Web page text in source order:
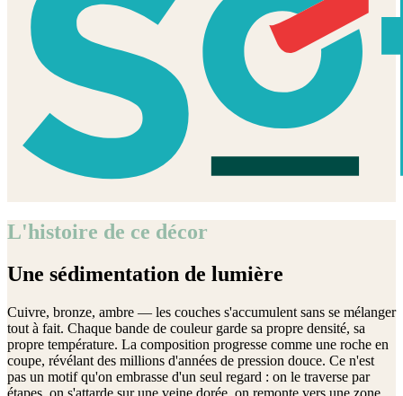
L'histoire de ce décor
Une sédimentation de lumière
Cuivre, bronze, ambre — les couches s'accumulent sans se mélanger
tout à fait. Chaque bande de couleur garde sa propre densité, sa
propre température. La composition progresse comme une roche en
coupe, révélant des millions d'années de pression douce. Ce n'est
pas un motif qu'on embrasse d'un seul regard : on le traverse par
étapes, on s'attarde sur une veine dorée, on remonte vers une zone